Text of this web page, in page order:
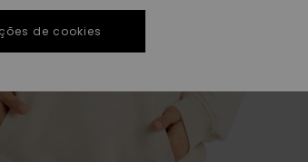
de cookies